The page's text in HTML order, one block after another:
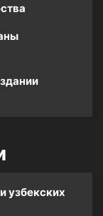
узбекских